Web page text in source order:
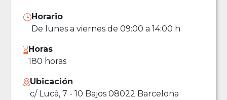
Horario
De lunes a viernes de 09:00 a 14:00 h
Horas
180 horas
Ubicación
c/ Lucà, 7 - 10 Bajos 08022 Barcelona